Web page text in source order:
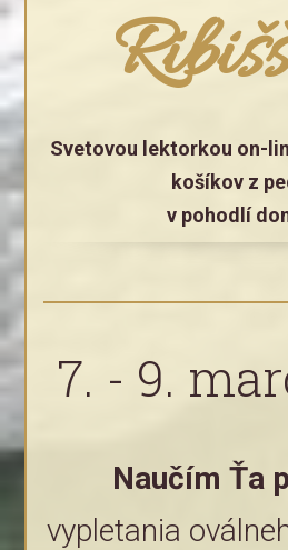
Svetovou lektorkou on-
košíkov z
v pohodlí
7. - 9.
Naučím Ťa
vypletania